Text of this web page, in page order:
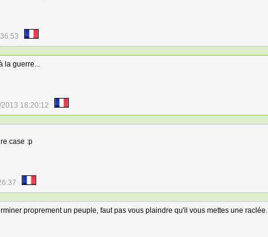
la guerre...
18:20:12
case :p
proprement un peuple, faut pas vous plaindre qu'il vous mettes une raclée.